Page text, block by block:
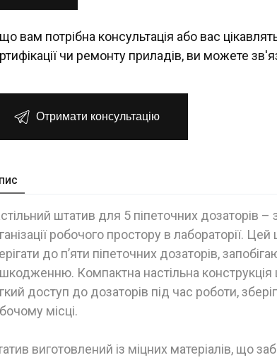
вам потрібна консультація або вас
чи ремонту приладів, ви можете
Отримати консультацію
штатив для 5 піпеточних дозаторів
робочого простору в лабораторії.
до п’яти піпеточних дозаторів,
Компактна настільна конструкція
доступ до дозаторів під час роботи,
місці.
виготовлений із міцних матеріалів, що